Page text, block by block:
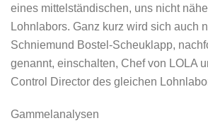
eines mittelständischen, uns nicht
Lohnlabors. Ganz kurz wird sich auch
Schniemund Bostel-Scheuklapp,
genannt, einschalten, Chef von LOLA
Control Director des gleichen
Gammelanalysen